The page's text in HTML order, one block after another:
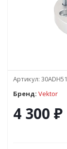
Артикул:
Бренд: Vektor
4 300 ₽